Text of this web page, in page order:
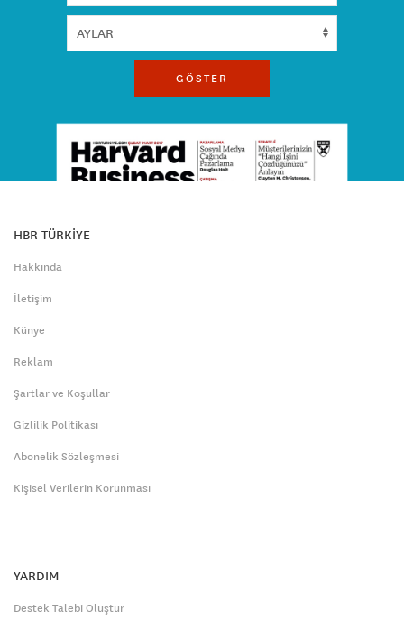
GÖSTER
HBR TÜRKİYE
Hakkında
İletişim
Künye
Reklam
Şartlar ve Koşullar
Gizlilik Politikası
Abonelik Sözleşmesi
Kişisel Verilerin Korunması
YARDIM
Destek Talebi Oluştur